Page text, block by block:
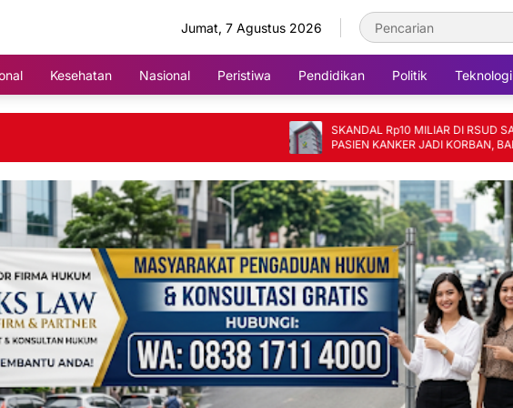
Jumat, 7 Agustus 2026
Kesehatan Nasional Peristiwa Pendidikan Politik Teknologi
SKANDAL Rp10 MILIAR DI RSUD SAYANG:
PASIEN KANKER JADI KORBAN, BARANG
FIKTIF